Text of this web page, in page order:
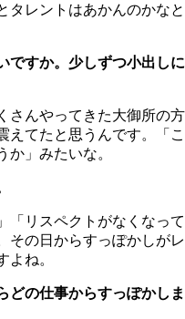
タレントはあかんのかなと
すか。少しずつ小出しに
さんやってきた大御所の方
えてたと思うんです。「こ
」みたいな。
「リスペクトがなくなって
その日からすっぽかしがレ
よね。
の仕事からすっぽかしま